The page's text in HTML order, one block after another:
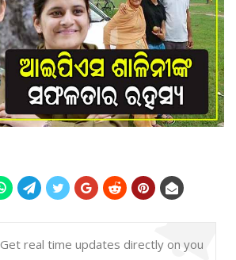
Get real time updates directly on you